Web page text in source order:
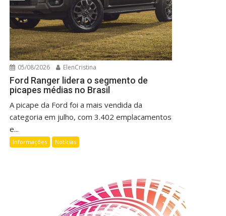
05/08/2026 ElenCristina
Ford Ranger lidera o segmento de
picapes médias no Brasil
A picape da Ford foi a mais vendida da
categoria em julho, com 3.402 emplacamentos
e...
Informações Notícias